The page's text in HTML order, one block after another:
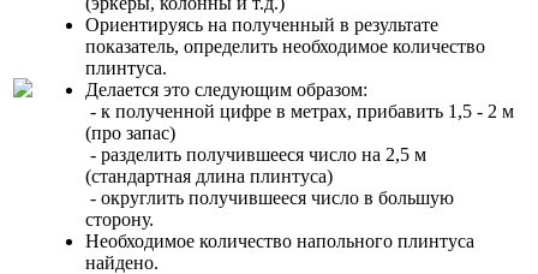
Ориентируясь на полученный в результате
показатель, определить необходимое количество
плинтуса.
Делается это следующим образом:
- к полученной цифре в метрах, прибавить 1,5 - 2 м
(про запас)
- разделить получившееся число на 2,5 м
(стандартная длина плинтуса)
- округлить получившееся число в большую
сторону.
Необходимое количество напольного плинтуса
найдено.